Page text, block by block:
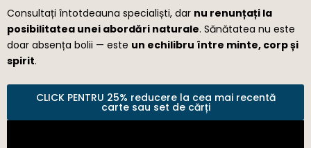
Consultați întotdeauna specialiști, dar nu renunțați la
posibilitatea unei abordări naturale. Sănătatea nu este
doar absența bolii — este un echilibru între minte, corp și
spirit.
CLICK PENTRU 25% reducere la cea mai recentă
carte sau set de cărți